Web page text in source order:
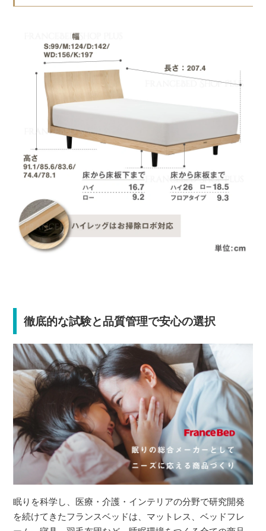
徹底的な試験と品質管理で安心の選択
眠りを科学し、医療・介護・インテリアの分野で研究開発
を続けてきたフランスベッドは、マットレス、ベッドフレ